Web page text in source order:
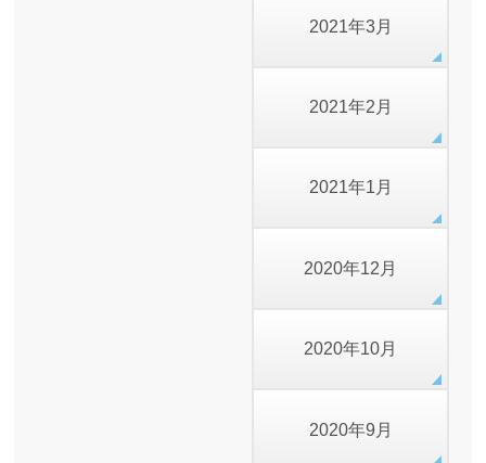
2021年3月
2021年2月
2021年1月
2020年12月
2020年10月
2020年9月